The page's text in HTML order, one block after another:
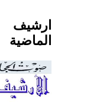
ارشيف
الماضية